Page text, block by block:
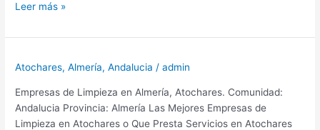
Empresas
Limpieza
Campohermoso
Leer más »
Atochares,Almería,Andalucia /admin
Empresas de Limpieza en Almería, Atochares. Comunidad:
Andalucia Provincia: Almería Las Mejores Empresas de
Limpieza en Atochares o Que Presta Servicios en Atochares